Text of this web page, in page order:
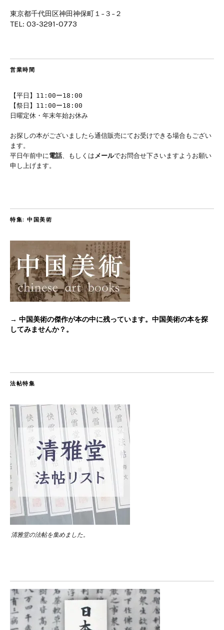
東京都千代田区神田神保町１−３−２
TEL: 03-3291-0773
営業時間
【平日】11:00ー18:00
【祭日】11:00ー18:00
日曜定休・年末年始お休み
お探しの本がございましたら通信販売にてお受けできる場合もござい
ます。
平日午前中に電話、もしくはメールでお問合せ下さいますようお願い
申し上げます。
特集: 中国美術
→ 中国美術の傑作が本の中に残っています。中国美術の本を探
してみませんか？。
法帖特集
清雅堂の法帖を集めました。